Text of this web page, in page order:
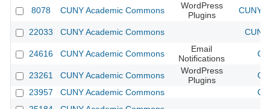
8078 CUNY Academic Commons
WordPress
Plugins
CUNY
22033 CUNY Academic Commons
24616 CUNY Academic Commons
Email
Notifications
23261 CUNY Academic Commons
WordPress
Plugins
23957
CUNY Academic Commons